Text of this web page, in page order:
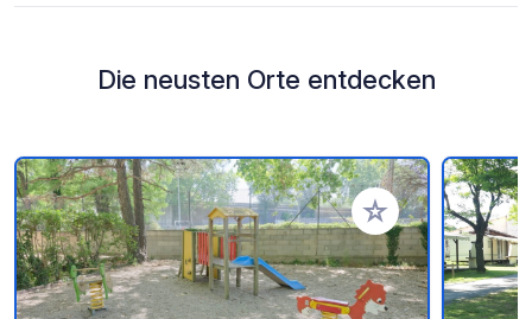
Die neusten Orte entdecken
Zu Ihren Favoriten